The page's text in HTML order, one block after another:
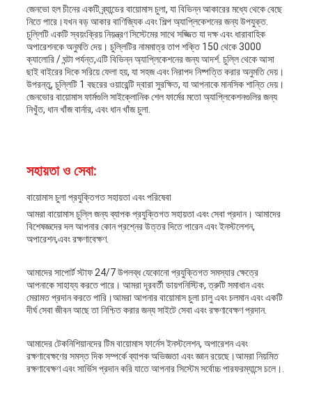
জেনভো হল চীনের একটি ব্র্যান্ডের বায়োমাস চুলা, যা বিভিন্ন আকারের মধ্যে থেকে বেছে
নিতে পারে।যখন বড় আকার বাণিজ্যিক এবং শিল্প অ্যাপ্লিকেশনের জন্য উপযুক্ত.
চুল্লিটি একটি স্বয়ংক্রিয় নিয়ন্ত্রণ সিস্টেমের সাথে সজ্জিত যা দক্ষ এবং ধারাবাহিক
অপারেশনকে অনুমতি দেয়। চুল্লিটির নামমাত্র তাপ শক্তি 150 থেকে 3000
ক্যালোরি / ঘন্টা পর্যন্ত,এটি বিভিন্ন অ্যাপ্লিকেশনের জন্য আদর্শ. চুল্লি থেকে আসা
ছাই বাইরের দিকে সরিয়ে ফেলা হয়, যা সহজ এবং নিরাপদ নিষ্পত্তি করার অনুমতি দেয়।
উপরন্তু, চুল্লিটি 1 বছরের ওয়ারেন্টি দ্বারা সুরক্ষিত, যা আপনাকে মানসিক শান্তি দেয়।
জেনভোর বায়োমাস ফার্মগুলি সাইক্লোনিক শেল ফার্মের মতো অ্যাপ্লিকেশনগুলির জন্য
নিখুঁত, ধান খাঁজ বার্নার, এবং ধান খাঁজ চুলা.
সহায়তা ও সেবা:
বায়োমাস চুলা প্রযুক্তিগত সহায়তা এবং পরিষেবা
আমরা বায়োমাস চুল্লি জন্য ব্যাপক প্রযুক্তিগত সহায়তা এবং সেবা প্রদান। আমাদের
বিশেষজ্ঞদের দল আপনার কোন প্রশ্নের উত্তর দিতে পারেন এবং ইনস্টলেশন,
অপারেশন,এবং রক্ষণাবেক্ষণ.
আমাদের সাপোর্ট স্টাফ 24/7 উপলব্ধ যেকোনো প্রযুক্তিগত সমস্যার ক্ষেত্রে
আপনাকে সাহায্য করতে পারে। আমরা দূরবর্তী ডায়গনিস্টিক, ত্রুটি সমাধান এবং
মেরামত প্রদান করতে পারি।আমরা আপনার বায়োমাস চুলা চালু এবং চলমান এবং একটি
দীর্ঘ সেবা জীবন আছে তা নিশ্চিত করার জন্য সাইটে সেবা এবং রক্ষণাবেক্ষণ প্রদান.
আমাদের টেকনিশিয়ানদের টিম বায়োমাস ফার্নেস ইনস্টলেশন, অপারেশন এবং
রক্ষণাবেক্ষণের সমস্ত দিক সম্পর্কে ব্যাপক অভিজ্ঞতা এবং জ্ঞান রয়েছে।আমরা নিয়মিত
রক্ষণাবেক্ষণ এবং সার্ভিস প্রদান করি যাতে আপনার সিস্টেম সর্বোচ্চ পারফরম্যান্সে চলে।.